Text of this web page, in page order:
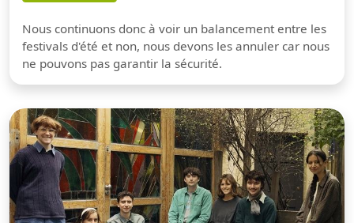
Nous continuons donc à voir un balancement entre les
festivals d'été et non, nous devons les annuler car nous
ne pouvons pas garantir la sécurité.